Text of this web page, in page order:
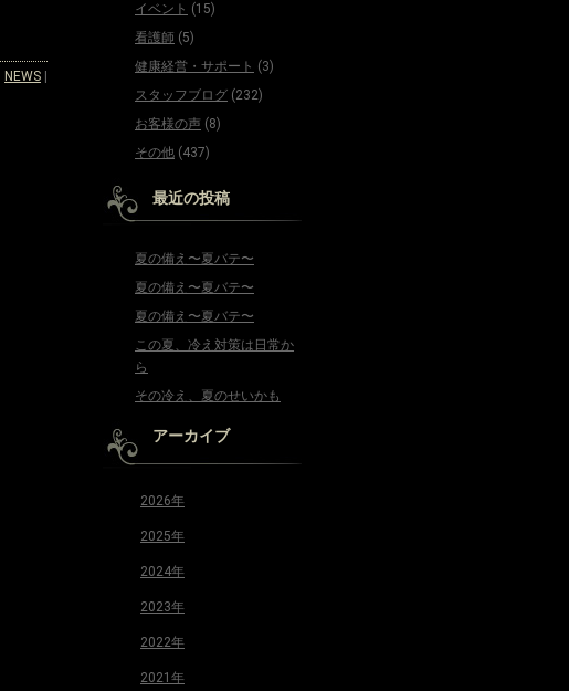
NEWS |
イベント (15)
看護師 (5)
健康経営・サポート (3)
スタッフブログ (232)
お客様の声 (8)
その他 (437)
最近の投稿
夏の備え〜夏バテ〜
夏の備え〜夏バテ〜
夏の備え〜夏バテ〜
この夏、冷え対策は日常か
ら
その冷え、夏のせいかも
アーカイブ
2026年
2025年
2024年
2023年
2022年
2021年